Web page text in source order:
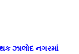
ઝાલોદ નગરમાં